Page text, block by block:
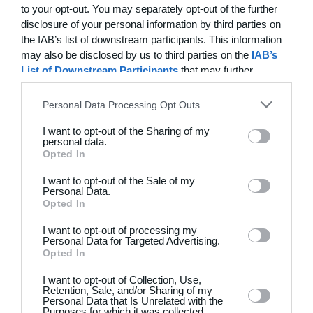
to your opt-out. You may separately opt-out of the further
disclosure of your personal information by third parties on
the IAB’s list of downstream participants. This information
may also be disclosed by us to third parties on the IAB’s
List of Downstream Participants that may further
disclose it to other third parties.
Personal Data Processing Opt Outs
I want to opt-out of the Sharing of my
personal data.
Opted In
I want to opt-out of the Sale of my
Personal Data.
Opted In
I want to opt-out of processing my
Personal Data for Targeted Advertising.
Opted In
I want to opt-out of Collection, Use,
Retention, Sale, and/or Sharing of my
Personal Data that Is Unrelated with the
FC Internationale (Superveteran) 0 0 Fodboldorkestret
+47 Sæson 2026 2 5 Modstander
Brede IF - Det grå guld 3 1
Hyrderne FC Nordatlantisk DK
21. juni
BIF/ØHIK 7 0 Tranum GF
20. juni